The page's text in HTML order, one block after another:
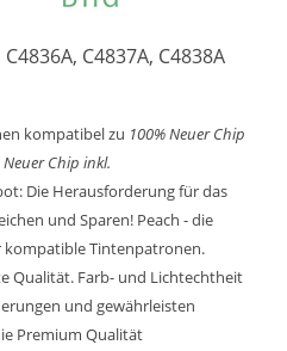
C4837A, C4838A
kompatibel zu 100% Neuer Chip
Neuer Chip inkl.
Die Herausforderung für das
und Sparen! Peach - die
kompatible Tintenpatronen.
Qualität. Farb- und Lichtechtheit
und gewährleisten
Premium Qualität